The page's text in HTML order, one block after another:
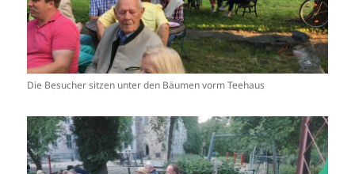
Die Besucher sitzen unter den Bäumen vorm Teehaus